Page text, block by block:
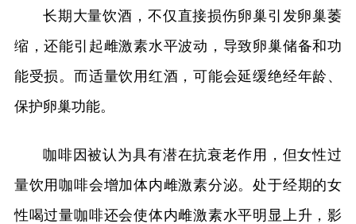
长期大量饮酒，不仅直接损伤卵巢引发卵巢萎
缩，还能引起雌激素水平波动，导致卵巢储备和功
能受损。而适量饮用红酒，可能会延缓绝经年龄、
保护卵巢功能。
咖啡因被认为具有潜在抗衰老作用，但女性过
量饮用咖啡会增加体内雌激素分泌。处于经期的女
性喝过量咖啡还会使体内雌激素水平明显上升，影